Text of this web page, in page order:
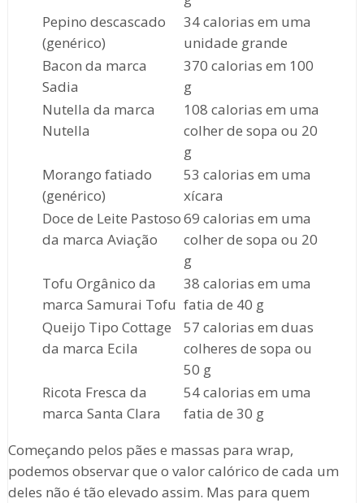
Pepino descascado
(genérico)
34 calorias em uma
unidade grande
Bacon da marca
Sadia
370 calorias em 100
g
Nutella da marca
Nutella
108 calorias em uma
colher de sopa ou 20
g
Morango fatiado
(genérico)
53 calorias em uma
xícara
Doce de Leite Pastoso
da marca Aviação
69 calorias em uma
colher de sopa ou 20
g
Tofu Orgânico da
marca Samurai Tofu
38 calorias em uma
fatia de 40 g
Queijo Tipo Cottage
da marca Ecila
57 calorias em duas
colheres de sopa ou
50 g
Ricota Fresca da
marca Santa Clara
54 calorias em uma
fatia de 30 g
Começando pelos pães e massas para wrap,
podemos observar que o valor calórico de cada um
deles não é tão elevado assim. Mas para quem